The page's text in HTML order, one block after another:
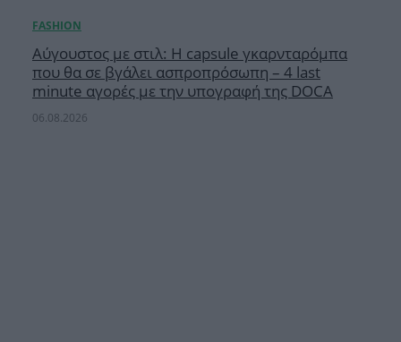
Αύγουστος με στιλ: Η capsule γκαρνταρόμπα
που θα σε βγάλει ασπροπρόσωπη – 4 last
minute αγορές με την υπογραφή της DOCA
06.08.2026